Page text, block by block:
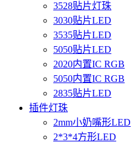
3528贴片灯珠
3030贴片LED
3535贴片LED
5050贴片LED
2020内置IC RGB
5050内置IC RGB
2835贴片LED
插件灯珠
2mm小奶嘴形LED
2*3*4方形LED